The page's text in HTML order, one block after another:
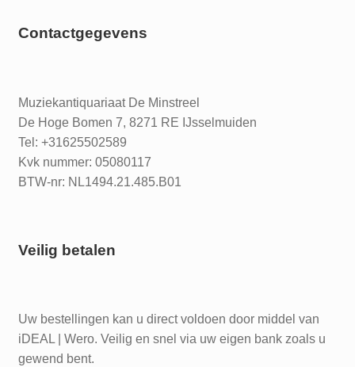
Contactgegevens
Muziekantiquariaat De Minstreel
De Hoge Bomen 7, 8271 RE IJsselmuiden
Tel: +31625502589
Kvk nummer: 05080117
BTW-nr: NL1494.21.485.B01
Veilig betalen
Uw bestellingen kan u direct voldoen door middel van
iDEAL | Wero. Veilig en snel via uw eigen bank zoals u
gewend bent.